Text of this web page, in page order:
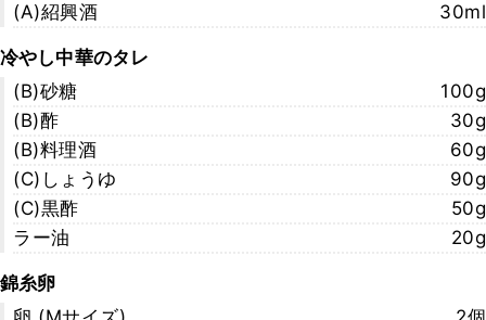
(A)紹興酒
30ml
冷やし中華のタレ
(B)砂糖
100g
(B)酢
30g
(B)料理酒
60g
(C)しょうゆ
90g
(C)黒酢
50g
ラー油
20g
錦糸卵